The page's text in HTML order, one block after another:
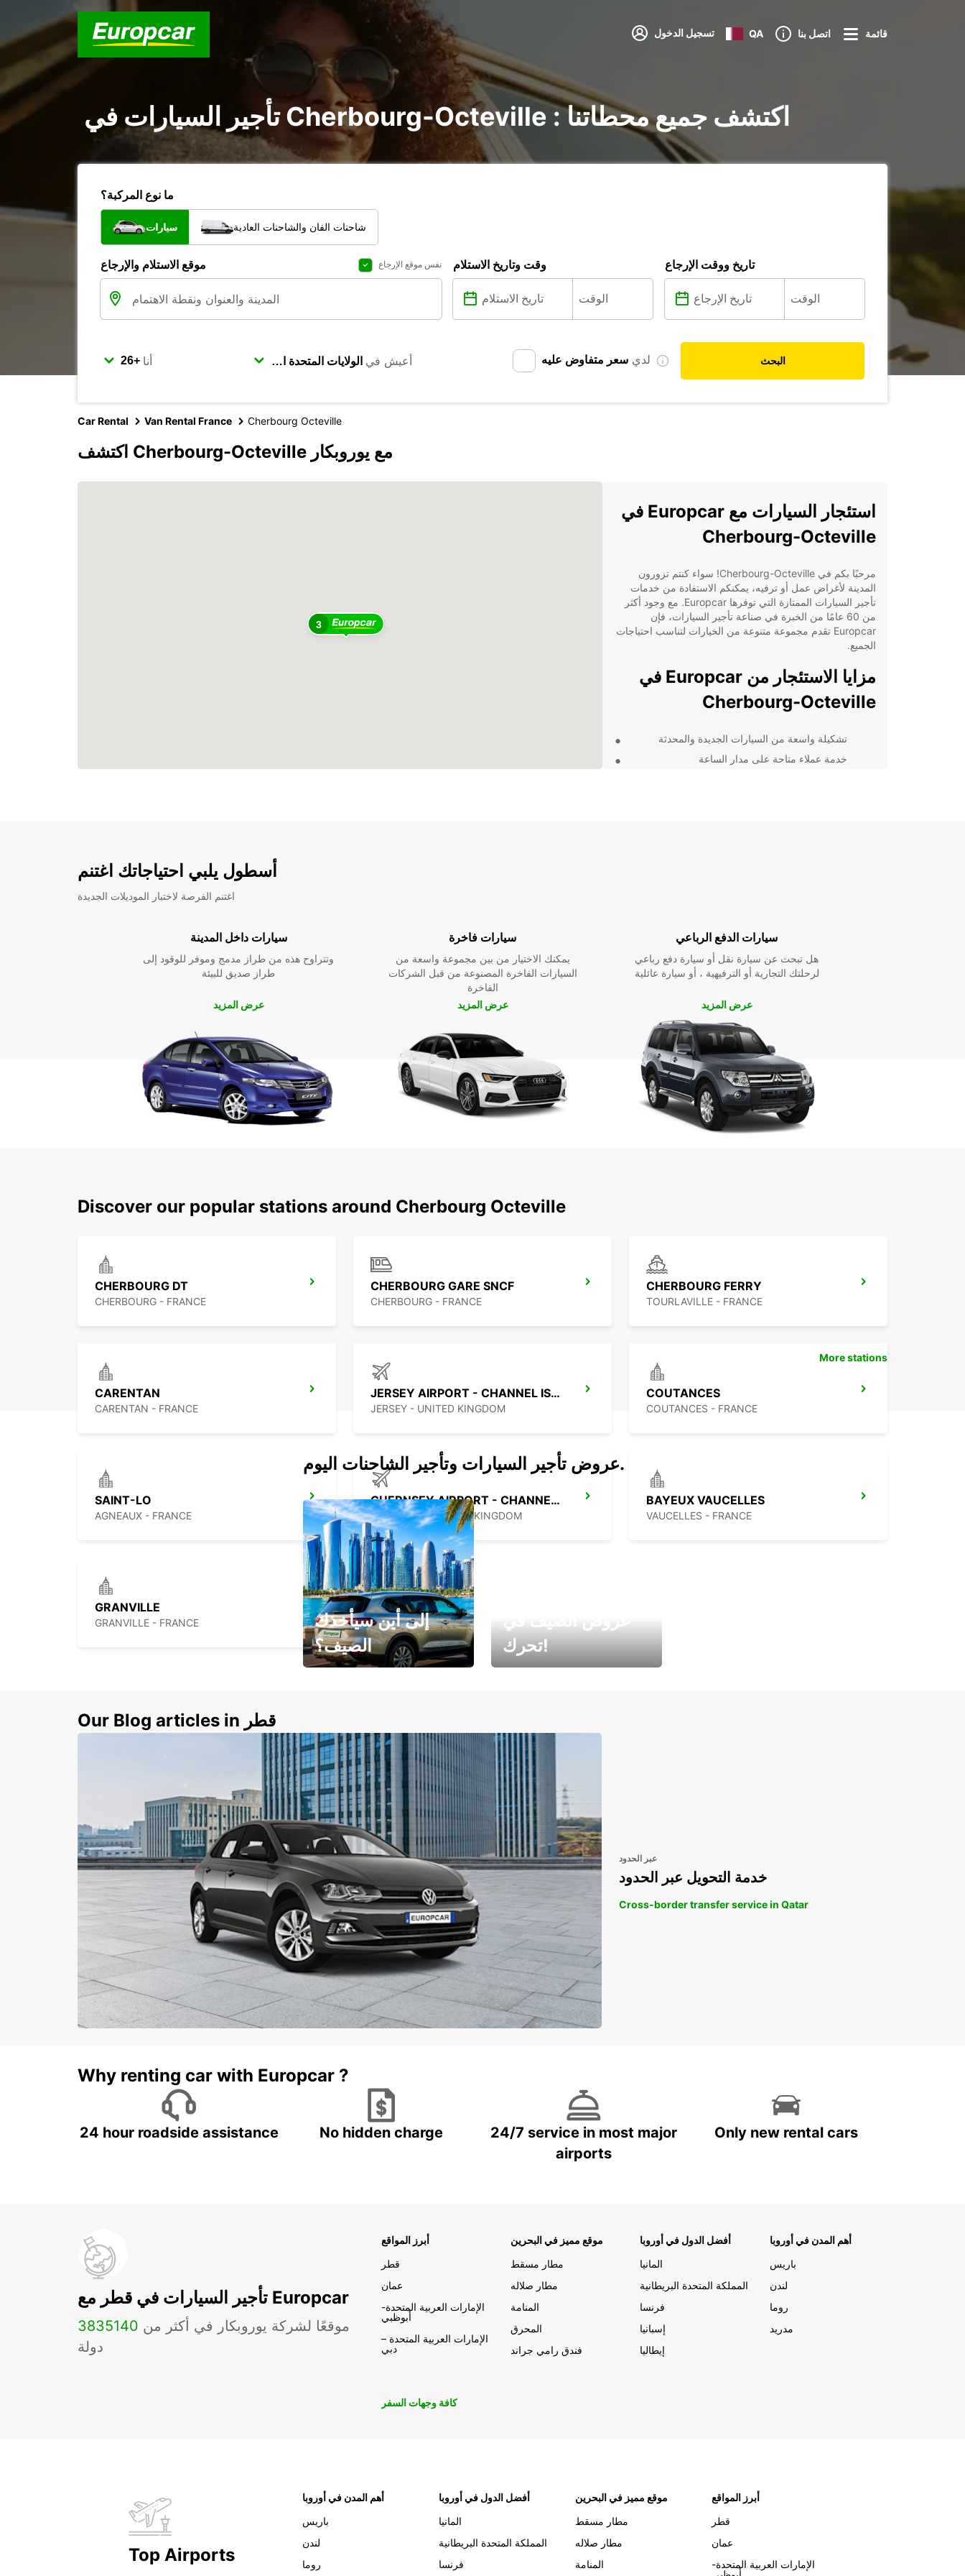
تسجيل الدخول QA اتصل بنا قائمة
تأجير السيارات في Cherbourg-Octeville : اكتشف جميع محطاتنا
ما نوع المركبة؟
سيارات شاحنات الفان والشاحنات العادية
موقع الاستلام والإرجاع نفس موقع الإرجاع وقت وتاريخ الاستلام تاريخ ووقت الإرجاع
أنا أعيش في لدي سعر متفاوض عليه البحث
Car Rental Van Rental France Cherbourg Octeville
اكتشف Cherbourg-Octeville مع يوروبكار
3
استئجار السيارات مع Europcar في
Cherbourg-Octeville
مرحبًا بكم في Cherbourg-Octeville! سواء كنتم تزورون
المدينة لأغراض عمل أو ترفيه، يمكنكم الاستفادة من خدمات
تأجير السيارات الممتازة التي توفرها Europcar. مع وجود أكثر
من 60 عامًا من الخبرة في صناعة تأجير السيارات، فإن
Europcar تقدم مجموعة متنوعة من الخيارات لتناسب احتياجات
الجميع.
مزايا الاستئجار من Europcar في
Cherbourg-Octeville
تشكيلة واسعة من السيارات الجديدة والمحدثة
خدمة عملاء متاحة على مدار الساعة
أسطول يلبي احتياجاتك اغتنم
اغتنم الفرصة لاختبار الموديلات الجديدة
سيارات داخل المدينة
وتتراوح هذه من طراز مدمج وموفر للوقود إلى
طراز صديق للبيئة
عرض المزيد
سيارات فاخرة
يمكنك الاختيار من بين مجموعة واسعة من
السيارات الفاخرة المصنوعة من قبل الشركات
الفاخرة
عرض المزيد
سيارات الدفع الرباعي
هل تبحث عن سيارة نقل أو سيارة دفع رباعي
لرحلتك التجارية أو الترفيهية ، أو سيارة عائلية
عرض المزيد
Discover our popular stations around Cherbourg Octeville
CHERBOURG DT
CHERBOURG - FRANCE
CHERBOURG GARE SNCF
CHERBOURG - FRANCE
CHERBOURG FERRY
TOURLAVILLE - FRANCE
CARENTAN
CARENTAN - FRANCE
JERSEY AIRPORT - CHANNEL ISLANDS
JERSEY - UNITED KINGDOM
COUTANCES
COUTANCES - FRANCE
SAINT-LO
AGNEAUX - FRANCE
GUERNSEY AIRPORT - CHANNEL ISLANDS
GUERNSEY - UNITED KINGDOM
BAYEUX VAUCELLES
VAUCELLES - FRANCE
GRANVILLE
GRANVILLE - FRANCE
More stations
عروض تأجير السيارات وتأجير الشاحنات اليوم.
إلى أين سيأخذك
الصيف؟
تحرك!
Our Blog articles in قطر
عبر الحدود
خدمة التحويل عبر الحدود
Cross-border transfer service in Qatar
Why renting car with Europcar ?
24 hour roadside assistance No hidden charge
24/7 service in most major
airports
Only new rental cars
تأجير السيارات في قطر مع Europcar
3835 موقعًا لشركة يوروبكار في أكثر من 140
دولة
أبرز المواقع
قطر
عمان
الإمارات العربية المتحدة-
أبوظبي
الإمارات العربية المتحدة –
دبي
موقع مميز في البحرين
مطار مسقط
مطار صلاله
المنامة
المحرق
فندق رامي جراند
أفضل الدول في أوروبا
المانيا
المملكة المتحدة البريطانية
فرنسا
إسبانيا
إيطاليا
أهم المدن في أوروبا
باريس
لندن
روما
مدريد
كافة وجهات السفر
Top Airports
أهم المدن في أوروبا
باريس
لندن
روما
أفضل الدول في أوروبا
المانيا
المملكة المتحدة البريطانية
فرنسا
موقع مميز في البحرين
مطار مسقط
مطار صلاله
المنامة
أبرز المواقع
قطر
عمان
الإمارات العربية المتحدة-